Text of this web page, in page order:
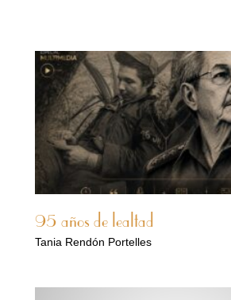
95 años de lealtad
Tania Rendón Portelles